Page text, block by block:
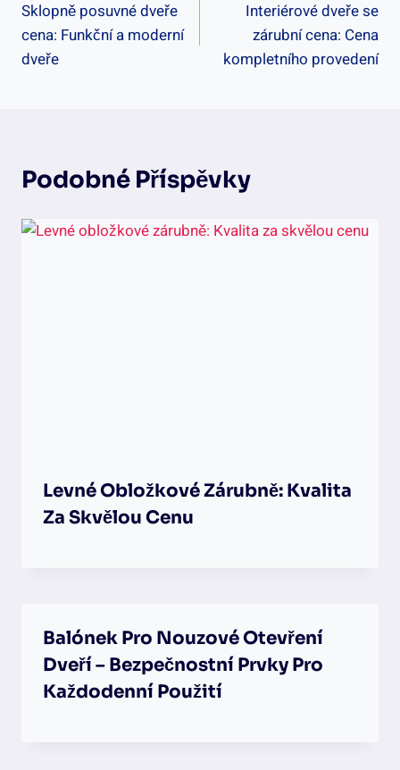
Pro
Příspěvek
Sklopně posuvné dveře
cena: Funkční a moderní
dveře
Interiérové dveře se
zárubní cena: Cena
kompletního provedení
Podobné Příspěvky
Levné Obložkové Zárubně: Kvalita
Za Skvělou Cenu
Balónek Pro Nouzové Otevření
Dveří – Bezpečnostní Prvky Pro
Každodenní Použití